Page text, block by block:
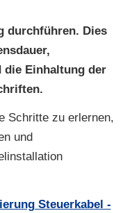
durchführen. Dies
die Einhaltung der
Schritte zu erlernen,
und
Steuerkabel -